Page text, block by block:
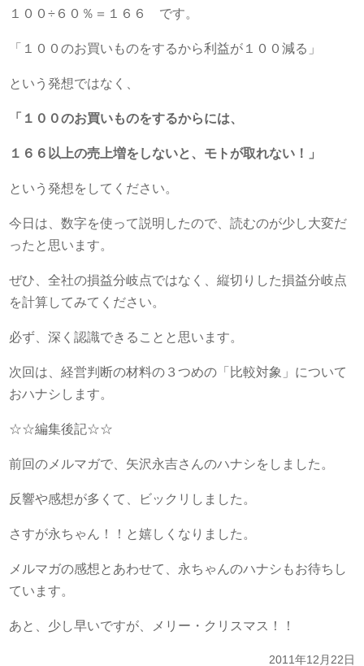
１００÷６０％＝１６６ です。
「１００のお買いものをするから利益が１００減る」
という発想ではなく、
「１００のお買いものをするからには、
１６６以上の売上増をしないと、モトが取れない！」
という発想をしてください。
今日は、数字を使って説明したので、読むのが少し大変だ
ったと思います。
ぜひ、全社の損益分岐点ではなく、縦切りした損益分岐点
を計算してみてください。
必ず、深く認識できることと思います。
次回は、経営判断の材料の３つめの「比較対象」について
おハナシします。
☆☆編集後記☆☆
前回のメルマガで、矢沢永吉さんのハナシをしました。
反響や感想が多くて、ビックリしました。
さすが永ちゃん！！と嬉しくなりました。
メルマガの感想とあわせて、永ちゃんのハナシもお待ちし
ています。
あと、少し早いですが、メリー・クリスマス！！
2011年12月22日